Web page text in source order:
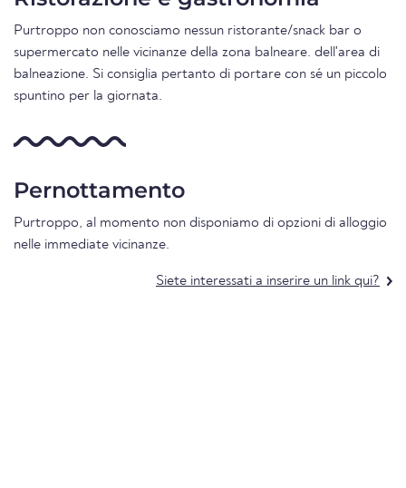
Purtroppo non conosciamo nessun ristorante/snack bar o
supermercato nelle vicinanze della zona balneare. dell'area di
balneazione. Si consiglia pertanto di portare con sé un piccolo
spuntino per la giornata.
Pernottamento
Purtroppo, al momento non disponiamo di opzioni di alloggio
nelle immediate vicinanze.
Siete interessati a inserire un link qui?